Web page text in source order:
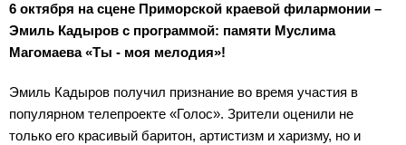
6 октября на сцене Приморской краевой филармонии –
Эмиль Кадыров c программой: памяти Муслима
Магомаева «Ты - моя мелодия»!
Эмиль Кадыров получил признание во время участия в
популярном телепроекте «Голос». Зрители оценили не
только его красивый баритон, артистизм и харизму, но и